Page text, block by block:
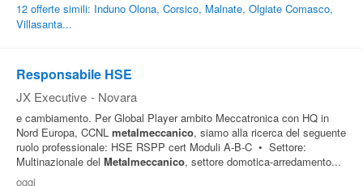
12 offerte simili: Induno Olona, Corsico, Malnate, Olgiate Comasco,
Villasanta...
Responsabile HSE
JX Executive - Novara
e cambiamento. Per Global Player ambito Meccatronica con HQ in
Nord Europa, CCNL metalmeccanico, siamo alla ricerca del seguente
ruolo professionale: HSE RSPP cert Moduli A-B-C • Settore:
Multinazionale del Metalmeccanico, settore domotica-arredamento...
oggi